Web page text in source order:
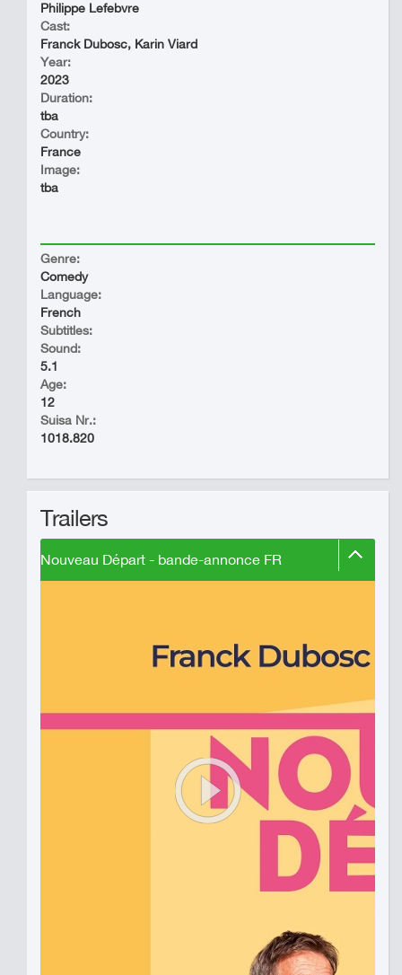
Philippe Lefebvre
Cast:
Franck Dubosc, Karin Viard
Year:
2023
Duration:
tba
Country:
France
Image:
tba
Genre:
Comedy
Language:
French
Subtitles:
Sound:
5.1
Age:
12
Suisa Nr.:
1018.820
Trailers
Nouveau Départ - bande-annonce FR